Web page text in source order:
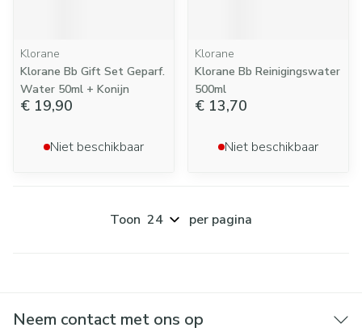
Klorane
Klorane Bb Gift Set Geparf.
Water 50ml + Konijn
€ 19,90
Niet beschikbaar
Klorane
Klorane Bb Reinigingswater
500ml
€ 13,70
Niet beschikbaar
Toon per pagina
Neem contact met ons op